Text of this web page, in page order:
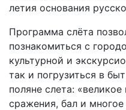
летия основания
Программа слёта
познакомиться с
культурной и
так и погрузиться в
поляне слета:
сражения, бал и